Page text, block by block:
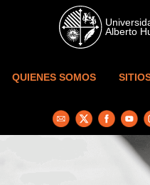
Skip to main content
QUIENES SOMOS